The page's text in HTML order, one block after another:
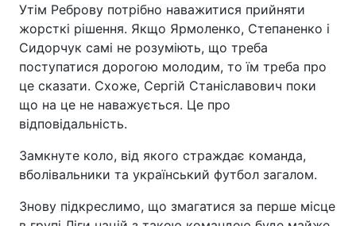
Утім Реброву потрібно наважитися прийняти
жорсткі рішення. Якщо Ярмоленко, Степаненко і
Сидорчук самі не розуміють, що треба
поступатися дорогою молодим, то їм треба про
це сказати. Схоже, Сергій Станіславович поки
що на це не наважується. Це про
відповідальність.
Замкнуте коло, від якого страждає команда,
вболівальники та український футбол загалом.
Знову підкреслимо, що змагатися за перше місце